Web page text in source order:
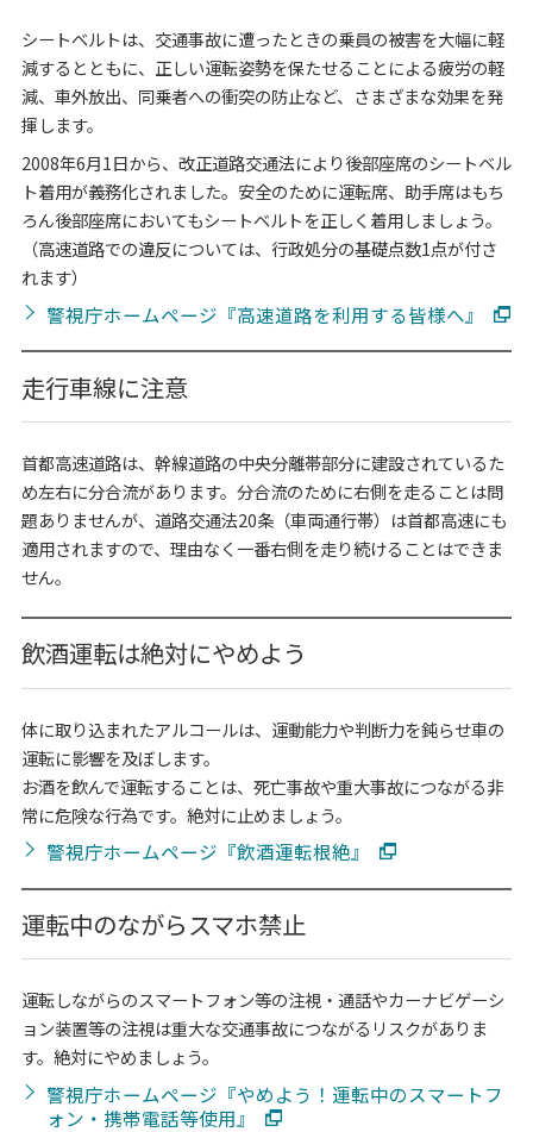
シートベルトは、交通事故に遭ったときの乗員の被害を大幅に軽
減するとともに、正しい運転姿勢を保たせることによる疲労の軽
減、車外放出、同乗者への衝突の防止など、さまざまな効果を発
揮します。
2008年6月1日から、改正道路交通法により後部座席のシートベル
ト着用が義務化されました。安全のために運転席、助手席はもち
ろん後部座席においてもシートベルトを正しく着用しましょう。
（高速道路での違反については、行政処分の基礎点数1点が付さ
れます）
警視庁ホームページ『高速道路を利用する皆様へ』
走行車線に注意
首都高速道路は、幹線道路の中央分離帯部分に建設されているた
め左右に分合流があります。分合流のために右側を走ることは問
題ありませんが、道路交通法20条（車両通行帯）は首都高速にも
適用されますので、理由なく一番右側を走り続けることはできま
せん。
飲酒運転は絶対にやめよう
体に取り込まれたアルコールは、運動能力や判断力を鈍らせ車の
運転に影響を及ぼします。
お酒を飲んで運転することは、死亡事故や重大事故につながる非
常に危険な行為です。絶対に止めましょう。
警視庁ホームページ『飲酒運転根絶』
運転中のながらスマホ禁止
運転しながらのスマートフォン等の注視・通話やカーナビゲーシ
ョン装置等の注視は重大な交通事故につながるリスクがありま
す。絶対にやめましょう。
警視庁ホームページ『やめよう！運転中のスマートフ
ォン・携帯電話等使用』